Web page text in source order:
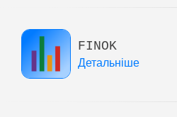
FINOK
Детальніше